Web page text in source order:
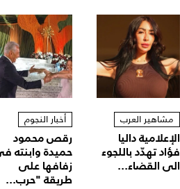
مشاهير العرب
الإعلامية داليا
فؤاد تهدّد باللجوء
الى القضاء...
أخبار النجوم
رقص محمود
حميدة وابنته
زفافها على
طريقة "حرب...